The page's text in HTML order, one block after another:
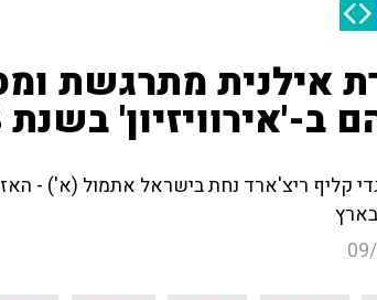
אילנית מתרגשת
ב-'אירוויזיון' בשנת 1973
קליף ריצ'ארד נחת בישראל אתמול (א') -